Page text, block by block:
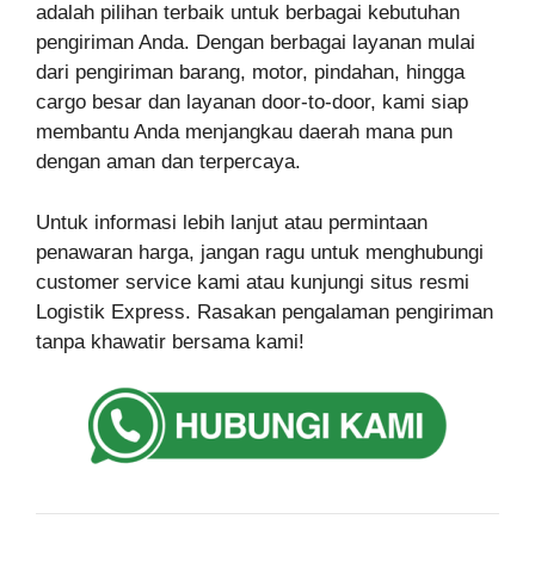
adalah pilihan terbaik untuk berbagai kebutuhan
pengiriman Anda. Dengan berbagai layanan mulai
dari pengiriman barang, motor, pindahan, hingga
cargo besar dan layanan door-to-door, kami siap
membantu Anda menjangkau daerah mana pun
dengan aman dan terpercaya.
Untuk informasi lebih lanjut atau permintaan
penawaran harga, jangan ragu untuk menghubungi
customer service kami atau kunjungi situs resmi
Logistik Express. Rasakan pengalaman pengiriman
tanpa khawatir bersama kami!